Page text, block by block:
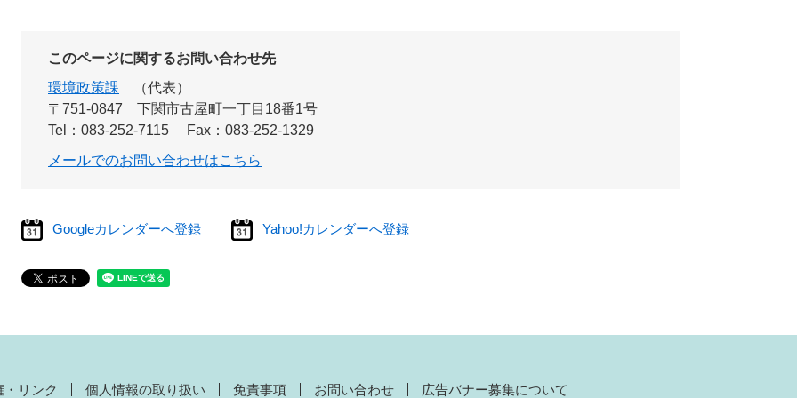
このページに関するお問い合わせ先
環境政策課
代表
〒751-0847
下関市古屋町一丁目18番1号
Tel：083-252-7115
Fax：083-252-1329
メールでのお問い合わせはこちら
Googleカレンダーへ登録 Yahoo!カレンダーへ登録
・リンク 個人情報の取り扱い 免責事項 お問い合わせ 広告バナー募集について